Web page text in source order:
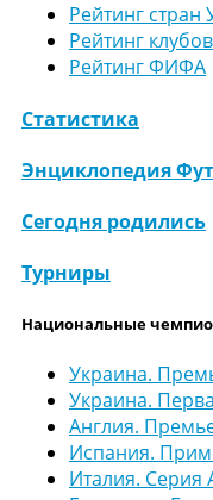
Рейтинг стран
Рейтинг
Рейтинг ФИФА
Статистика
Энциклопедия
Сегодня родились
Турниры
Национальные
Украина.
Украина.
Англия.
Испания.
Италия. Серия